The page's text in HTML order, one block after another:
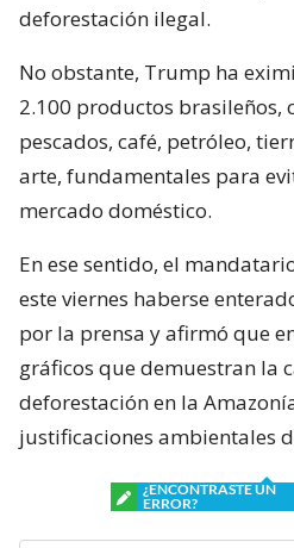
deforestación ilegal.
No obstante, Trump ha
2.100 productos brasileños,
pescados, café, petróleo,
arte, fundamentales para
mercado doméstico.
En ese sentido, el
este viernes haberse
por la prensa y afirmó que
gráficos que demuestran la
deforestación en la
justificaciones ambientales
¿ENCONTRASTE UN
ERROR?